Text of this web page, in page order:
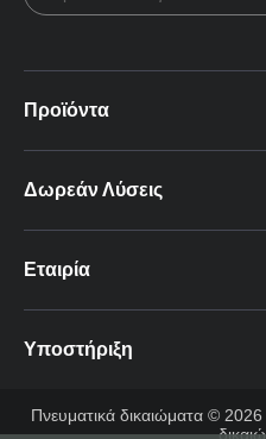
Προϊόντα
Δωρεάν Λύσεις
Εταιρία
Υποστήριξη
Πνευματικά δικαιώματα ©